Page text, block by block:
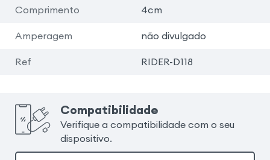
Comprimento 4cm
Amperagem não divulgado
Ref RIDER-D118
Compatibilidade
Verifique a compatibilidade com o seu
dispositivo.